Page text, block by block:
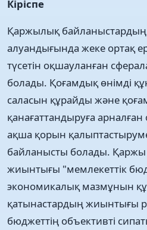
Кіріспе
Қаржылық байланыстардың
алуандығында жеке ортақ
түсетін оқшауланған
болады. Қоғамдық өнімді
саласын құрайды және
қанағаттандыруға
ақша қорын
байланысты болады.
жиынтығы "мемлекеттік
экономикалық мазмұнын
қатынастардың жиынтығы
бюджеттің объективті